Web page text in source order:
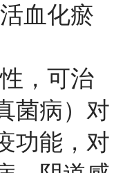
血化瘀
，可治
菌病）对
功能，对